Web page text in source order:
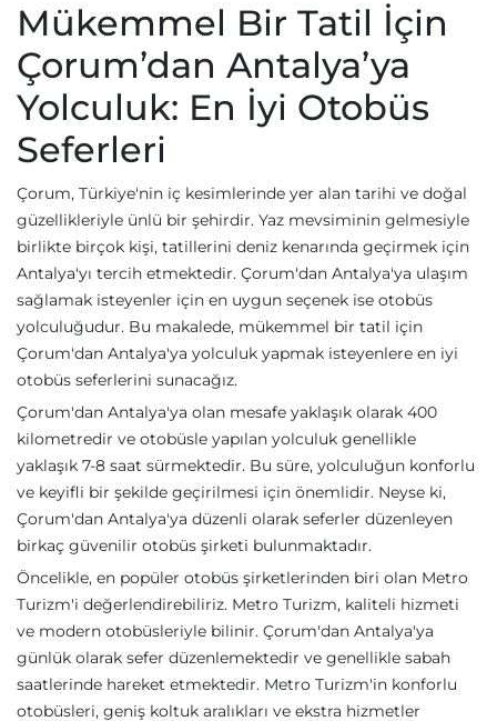
Mükemmel Bir Tatil İçin
Çorum’dan Antalya’ya
Yolculuk: En İyi Otobüs
Seferleri
Çorum, Türkiye'nin iç kesimlerinde yer alan tarihi ve doğal
güzellikleriyle ünlü bir şehirdir. Yaz mevsiminin gelmesiyle
birlikte birçok kişi, tatillerini deniz kenarında geçirmek için
Antalya'yı tercih etmektedir. Çorum'dan Antalya'ya ulaşım
sağlamak isteyenler için en uygun seçenek ise otobüs
yolculuğudur. Bu makalede, mükemmel bir tatil için
Çorum'dan Antalya'ya yolculuk yapmak isteyenlere en iyi
otobüs seferlerini sunacağız.
Çorum'dan Antalya'ya olan mesafe yaklaşık olarak 400
kilometredir ve otobüsle yapılan yolculuk genellikle
yaklaşık 7-8 saat sürmektedir. Bu süre, yolculuğun konforlu
ve keyifli bir şekilde geçirilmesi için önemlidir. Neyse ki,
Çorum'dan Antalya'ya düzenli olarak seferler düzenleyen
birkaç güvenilir otobüs şirketi bulunmaktadır.
Öncelikle, en popüler otobüs şirketlerinden biri olan Metro
Turizm'i değerlendirebiliriz. Metro Turizm, kaliteli hizmeti
ve modern otobüsleriyle bilinir. Çorum'dan Antalya'ya
günlük olarak sefer düzenlemektedir ve genellikle sabah
saatlerinde hareket etmektedir. Metro Turizm'in konforlu
otobüsleri, geniş koltuk aralıkları ve ekstra hizmetler